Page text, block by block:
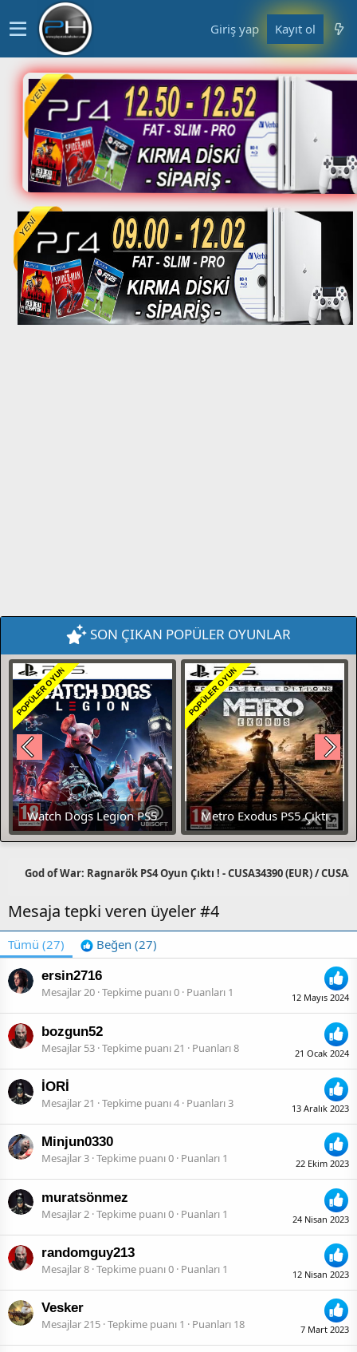
Giriş yap Kayıt ol
SON ÇIKAN POPÜLER OYUNLAR
POPÜLER OYUN
Watch Dogs Legion PS5
ÇIKTI
POPÜLER OYUN
Metro Exodus PS5 Çıktı
God of War: Ragnarök PS4 Oyun Çıktı ! - CUSA34390 (EUR) /
Mesaja tepki veren üyeler #4
Tümü (27) Beğen (27)
12 Mayıs 2024
ersin2716
Mesajlar20 Tepkime puanı0 Puanları 1
21 Ocak 2024
bozgun52
Mesajlar 53 Tepkime puanı21 Puanları8
13 Aralık 2023
İORİ
Mesajlar21 Tepkime puanı4 Puanları3
22 Ekim 2023
Minjun0330
Mesajlar3 Tepkime puanı0 Puanları 1
24 Nisan 2023
muratsönmez
Mesajlar 2 Tepkime puanı0 Puanları 1
12 Nisan 2023
randomguy213
Mesajlar8 Tepkime puanı0 Puanları 1
7 Mart 2023
Vesker
Mesajlar215 Tepkime puanı 1 Puanları 18